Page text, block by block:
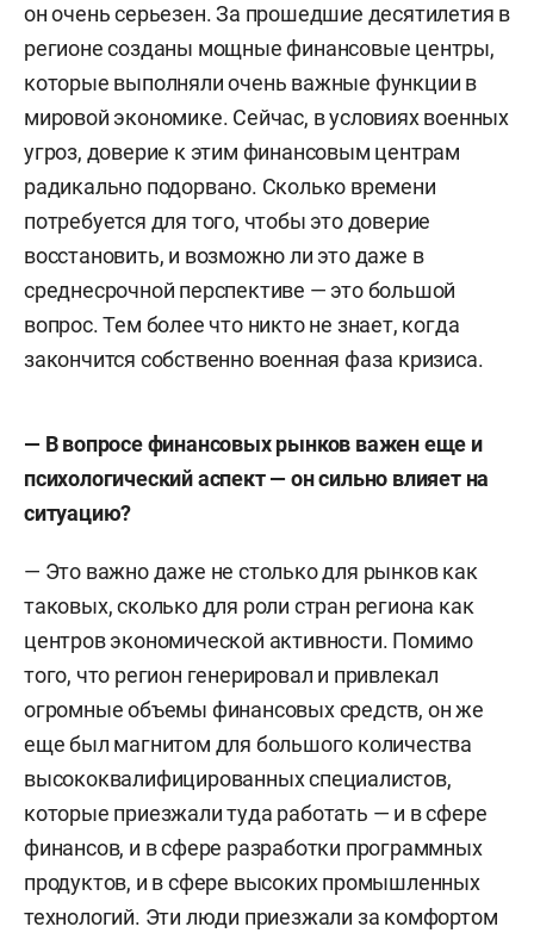
он очень серьезен. За прошедшие десятилетия в
регионе созданы мощные финансовые центры,
которые выполняли очень важные функции в
мировой экономике. Сейчас, в условиях военных
угроз, доверие к этим финансовым центрам
радикально подорвано. Сколько времени
потребуется для того, чтобы это доверие
восстановить, и возможно ли это даже в
среднесрочной перспективе — это большой
вопрос. Тем более что никто не знает, когда
закончится собственно военная фаза кризиса.
— В вопросе финансовых рынков важен еще и
психологический аспект — он сильно влияет на
ситуацию?
— Это важно даже не столько для рынков как
таковых, сколько для роли стран региона как
центров экономической активности. Помимо
того, что регион генерировал и привлекал
огромные объемы финансовых средств, он же
еще был магнитом для большого количества
высококвалифицированных специалистов,
которые приезжали туда работать — и в сфере
финансов, и в сфере разработки программных
продуктов, и в сфере высоких промышленных
технологий. Эти люди приезжали за комфортом